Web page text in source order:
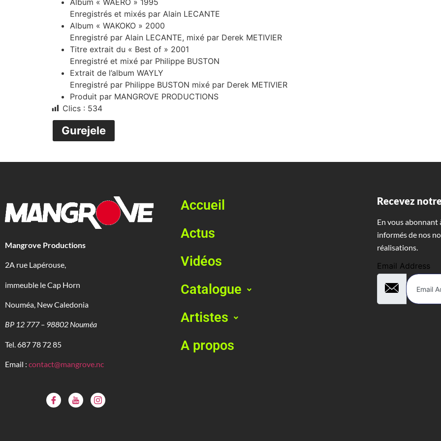
Album « WAERO » 1995
Enregistrés et mixés par Alain LECANTE
Album « WAKOKO » 2000
Enregistré par Alain LECANTE, mixé par Derek METIVIER
Titre extrait du « Best of » 2001
Enregistré et mixé par Philippe BUSTON
Extrait de l’album WAYLY
Enregistré par Philippe BUSTON mixé par Derek METIVIER
Produit par MANGROVE PRODUCTIONS
Clics : 534
Gurejele
Mangrove Productions
2A rue Lapérouse,
immeuble le Cap Horn
Nouméa, New Caledonia
BP 12 777 – 98802 Nouméa
Tel. 687 78 72 85
Email : contact@mangrove.nc
Accueil
Actus
Vidéos
Catalogue
Artistes
A propos
Recevez
En vous
informés de nos
réalisations.
Email Address